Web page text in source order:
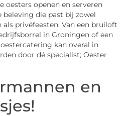
oesters openen en serveren
die past bij zowel
privéfeesten. Van een bruiloft
in Groningen of een
kan overal in
door dé specialist; Oester
en